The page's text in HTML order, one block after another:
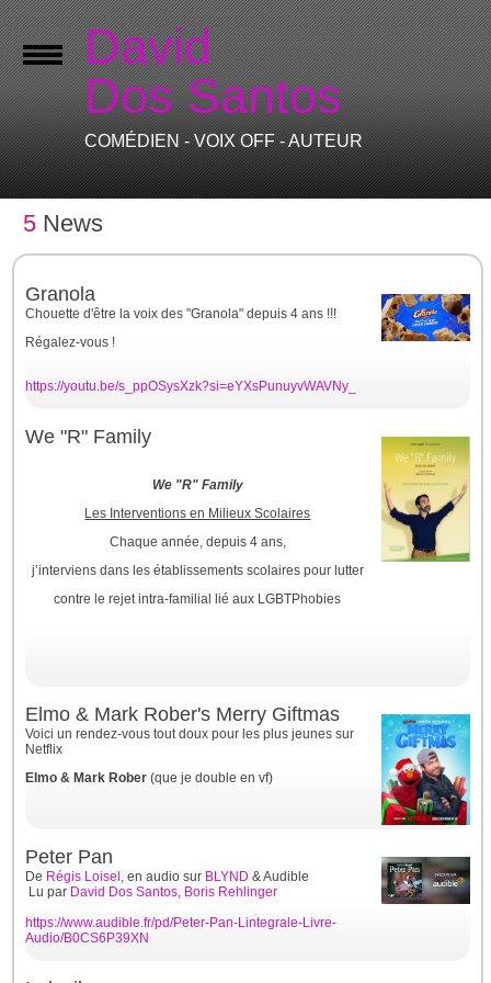
David
Dos Santos
COMÉDIEN - VOIX OFF - AUTEUR
5 News
Granola
Chouette d'être la voix des "Granola" depuis 4 ans !!!
Régalez-vous !
https://youtu.be/s_ppOSysXzk?si=eYXsPunuyvWAVNy_
We "R" Family
We "R" Family
Les Interventions en Milieux Scolaires
Chaque année, depuis 4 ans,
j’interviens dans les établissements scolaires pour lutter
contre le rejet intra-familial lié aux LGBTPhobies
Elmo & Mark Rober's Merry Giftmas
Voici un rendez-vous tout doux pour les plus jeunes sur
Netflix
Elmo & Mark Rober(que je double en vf)
Peter Pan
De Régis Loisel , en audio sur BLYND & Audible
Lu par David Dos Santos, Boris Rehlinger
https://www.audible.fr/pd/Peter-Pan-Lintegrale-Livre-
Audio/B0CS6P39XN